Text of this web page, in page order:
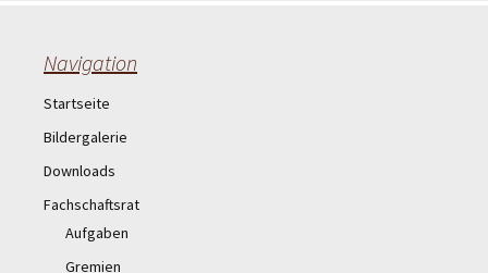
Navigation
Startseite
Bildergalerie
Downloads
Fachschaftsrat
Aufgaben
Gremien